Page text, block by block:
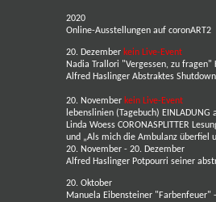
2020
Online-Ausstellungen auf coronART2
20. Dezember kein Live-Event
Nadia Trallori "Vergessen, zu fragen"
Alfred Haslinger Abstraktes
20. November kein Live-Event
lebenslinien (Tagebuch) EINLADUNG
Linda Woess CORONASPLITTER
und „Als mich die Ambulanz überfiel
20. November - 20. Dezember
Alfred Haslinger Potpourri seiner
20. Oktober
Manuela Eibensteiner "Farbenfeuer"